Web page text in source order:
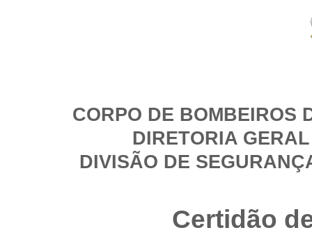
CORPO DE BOMBEIROS
DIRETORIA
DIVISÃO DE
Certidão